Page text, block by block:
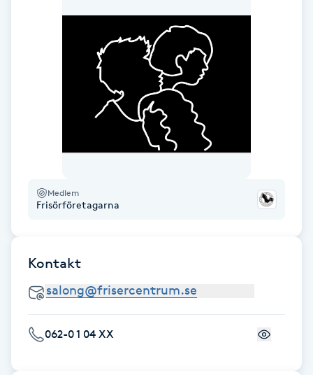
Gellack med förstärkning
Gravidmassage
Gravidyoga
Gruppträning
Gua Sha-massage
Hatha Yoga
Headspa
Medlem
Frisörföretagarna
Kontakt
062-0 1 04 XX